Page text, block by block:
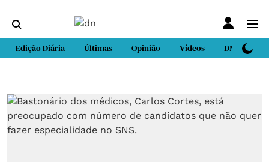
Edição Diária Últimas Opinião Vídeos DN Sport